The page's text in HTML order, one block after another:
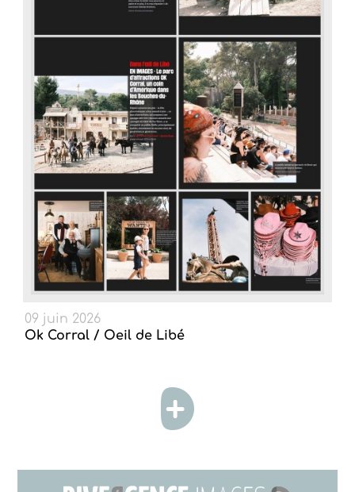
09 juin 2026
Ok Corral / Oeil de Libé